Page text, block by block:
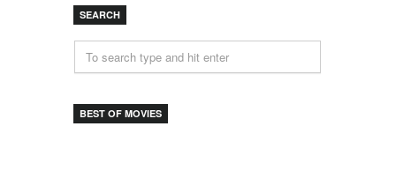
SEARCH
BEST OF MOVIES